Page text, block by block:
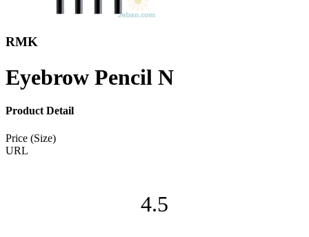
RMK
Eyebrow Pencil N
Product Detail
Price (Size)
URL
4.5